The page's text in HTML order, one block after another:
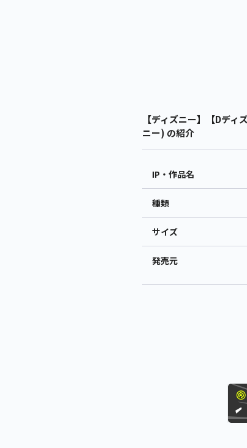
【ディズニー】【Dデ
ニー) の紹介
IP・作品名
種類
サイズ
発売元